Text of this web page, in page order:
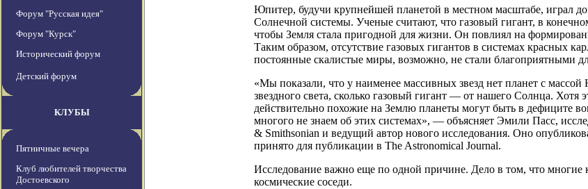
Форум "Русская идея"
Форум "Курск"
Исторический форум
Детский форум
КЛУБЫ
Пятничные вечера
Клуб любителей творчества
Достоевского
Юпитер, будучи крупнейшей планетой в местном масштабе, играл
Солнечной системы. Ученые считают, что газовый гигант, в
чтобы Земля стала пригодной для жизни. Он повлиял на
Таким образом, отсутствие газовых гигантов в системах красных
постоянные скалистые миры, возможно, не стали благоприятными
«Мы показали, что у наименее массивных звезд нет планет с
звездного света, сколько газовый гигант — от нашего Солнца. Хотя
действительно похожие на Землю планеты могут быть в дефиците
многого не знаем об этих системах», — объясняет Эмили Пасс,
& Smithsonian и ведущий автор нового исследования. Оно
принято для публикации в The Astronomical Journal.
Исследование важно еще по одной причине. Дело в том, что
космические соседи.